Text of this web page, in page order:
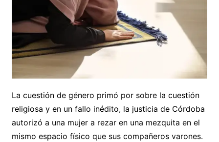
La cuestión de género primó por sobre la cuestión
religiosa y en un fallo inédito, la justicia de Córdoba
autorizó a una mujer a rezar en una mezquita en el
mismo espacio físico que sus compañeros varones.